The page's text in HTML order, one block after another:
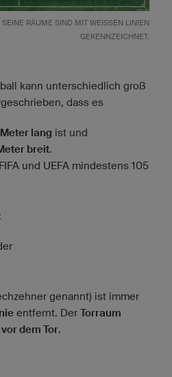
RÄUME SIND MIT WEISSEN LINIEN GE
KENNZEICHNET.
kann unterschiedlich groß
dass es
lang ist und
breit.
und UEFA mindestens 105
genannt) ist immer
entfernt. Der Torraum
dem Tor.